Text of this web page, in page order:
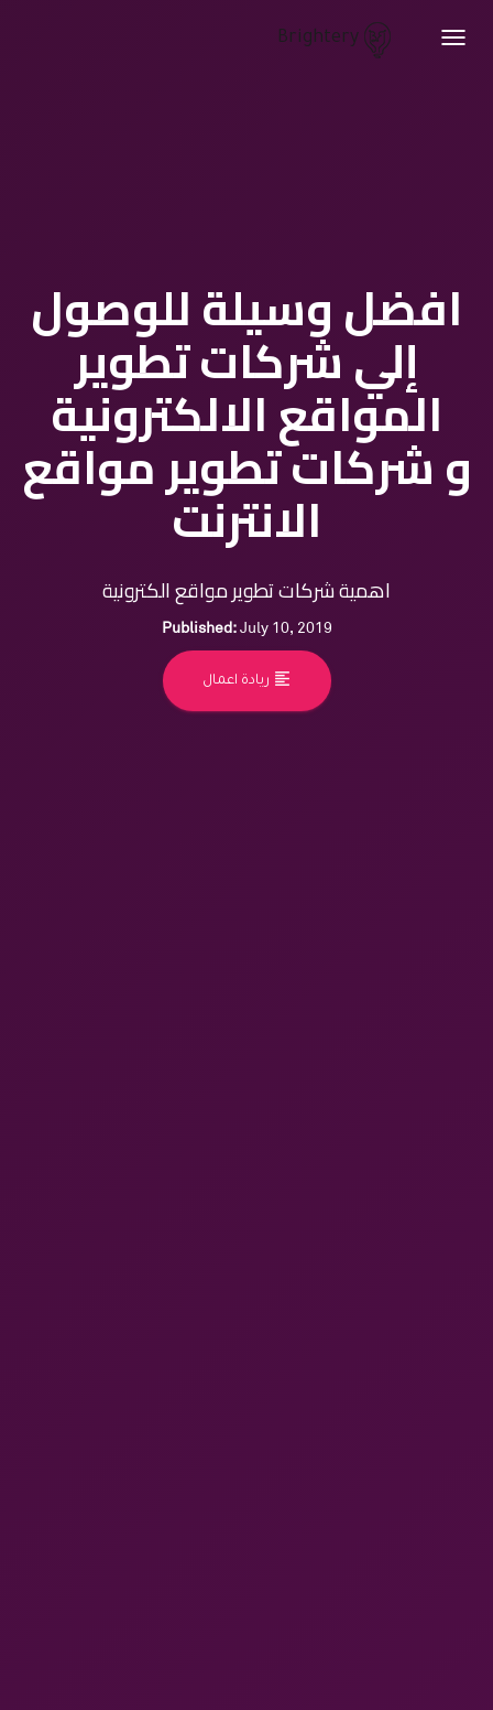
Toggle
Brightery
افضل وسيلة للوصول
إلي شركات تطوير
المواقع الالكترونية
و شركات تطوير مواقع
الانترنت
اهمية شركات تطوير مواقع الكترونية
Published:July 10, 2019
format_align_left ريادة اعمال